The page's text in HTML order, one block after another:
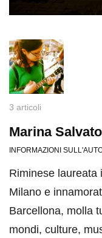
3 articoli
Marina
INFORMAZIONI
Riminese laureata
Milano e
Barcellona, molla
mondi, culture,